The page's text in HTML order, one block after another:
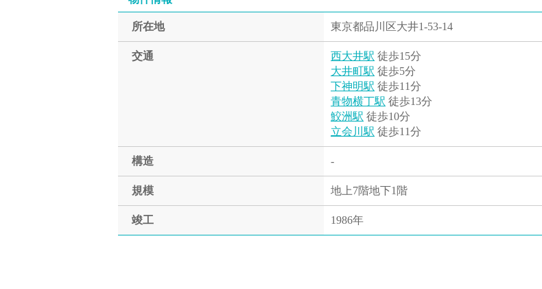
所在地 東京都品川区大井1-53-14
交通 西大井駅 徒歩15分
大井町駅 徒歩5分
下神明駅 徒歩11分
青物横丁駅 徒歩13分
鮫洲駅 徒歩10分
立会川駅 徒歩11分
構造 -
規模 地上7階地下1階
竣工 1986年